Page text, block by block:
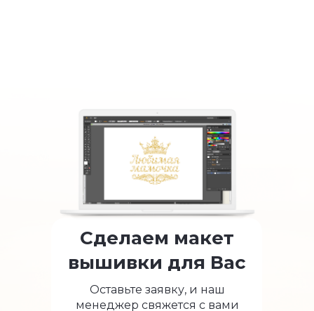
Сделаем макет
вышивки для Вас
Оставьте заявку, и наш
менеджер свяжется с вами